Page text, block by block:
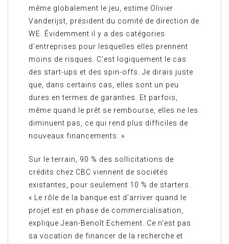
même globalement le jeu, estime Olivier
Vanderijst, président du comité de direction de
WE. Évidemment il y a des catégories
d’entreprises pour lesquelles elles prennent
moins de risques. C’est logiquement le cas
des start-ups et des spin-offs. Je dirais juste
que, dans certains cas, elles sont un peu
dures en termes de garanties. Et parfois,
même quand le prêt se rembourse, elles ne les
diminuent pas, ce qui rend plus difficiles de
nouveaux financements. »
Sur le terrain, 90 % des sollicitations de
crédits chez CBC viennent de sociétés
existantes, pour seulement 10 % de starters.
« Le rôle de la banque est d’arriver quand le
projet est en phase de commercialisation,
explique Jean-Benoît Echement. Ce n’est pas
sa vocation de financer de la recherche et